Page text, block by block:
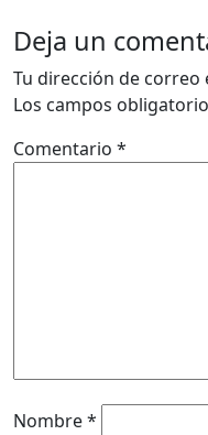
Deja un
Tu dirección de
Los campos
Comentario *
Nombre*